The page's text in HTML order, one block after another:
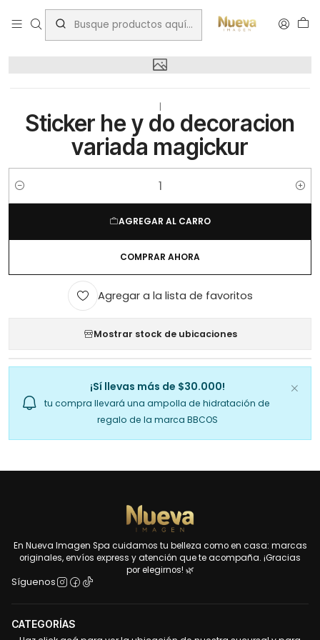
Inicio Sticker he y do decoracion variada magickur
|
Sticker he y do decoracion
variada magickur
Cantidad
AGREGAR AL CARRO
COMPRAR AHORA
Agregar a la lista de favoritos
Mostrar stock de ubicaciones
¡Sí llevas más de $30.000!
tu compra llevará una ampolla de hidratación de
regalo de la marca BBCOS
En Nueva Imagen Spa cuidamos tu belleza como en casa: marcas
originales, envíos express y atención que te acompaña. ¡Gracias
por elegirnos! 🌿
Síguenos
CATEGORÍAS